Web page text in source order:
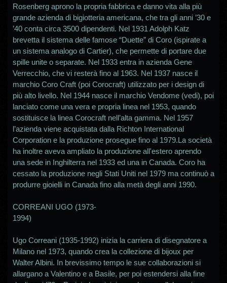
Rosenberg aprono la propria fabbrica e danno vita alla più
grande azienda di bigiotteria americana, che tra gli anni ’30 e
’40 conta circa 3500 dipendenti. Nel 1931 Adolph Katz
brevetta il sistema delle famose “Duette” di Coro (ispirate a
un sistema analogo di Cartier), che permette di portare due
spille unite o separate. Nel 1933 entra in azienda Gene
Verrecchio, che vi resterà fino al 1963. Nel 1937 nasce il
marchio Coro Craft (poi Corocraft) utilizzato per i design di
più alto livello. Nel 1944 nasce il marchio Vendome (vedi), poi
lanciato come una vera e propria linea nel 1953, quando
sostituisce la linea Corocraft nell’alta gamma. Nel 1957
l’azienda viene acquistata dalla Richton International
Corporation e la produzione prosegue fino al 1979.La società
ha inoltre aveva ampliato la produzione all'estero aprendo
una sede in Inghilterra nel 1933 ed una in Canada. Coro ha
cessato la produzione negli Stati Uniti nel 1979 ma continuò a
produrre gioielli in Canada fino alla metà degli anni 1990.
CORREANI UGO (1973-
1994)
Ugo Correani (1935-1992) inizia la carriera di disegnatore a
Milano nel 1973, quando crea la collezione di bijoux per
Walter Albini. In brevissimo tempo le sue collaborazioni si
allargano a Valentino e a Basile, per poi estendersi alla fine